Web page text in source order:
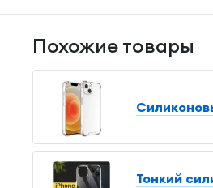
Похожие товары
Тонкий